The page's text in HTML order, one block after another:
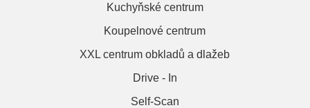
Kuchyňské centrum
Koupelnové centrum
XXL centrum obkladů a dlažeb
Drive - In
Self-Scan